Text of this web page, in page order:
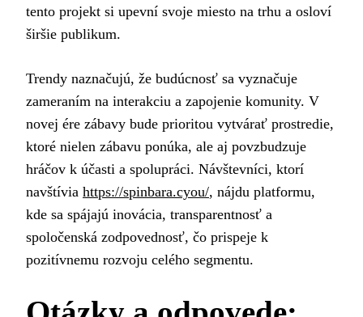
tento projekt si upevní svoje miesto na trhu a osloví
širšie publikum.
Trendy naznačujú, že budúcnosť sa vyznačuje
zameraním na interakciu a zapojenie komunity. V
novej ére zábavy bude prioritou vytvárať prostredie,
ktoré nielen zábavu ponúka, ale aj povzbudzuje
hráčov k účasti a spolupráci. Návštevníci, ktorí
navštívia https://spinbara.cyou/, nájdu platformu,
kde sa spájajú inovácia, transparentnosť a
spoločenská zodpovednosť, čo prispeje k
pozitívnemu rozvoju celého segmentu.